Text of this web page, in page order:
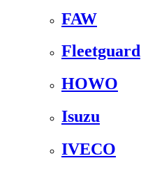
FAW
Fleetguard
HOWO
Isuzu
IVECO